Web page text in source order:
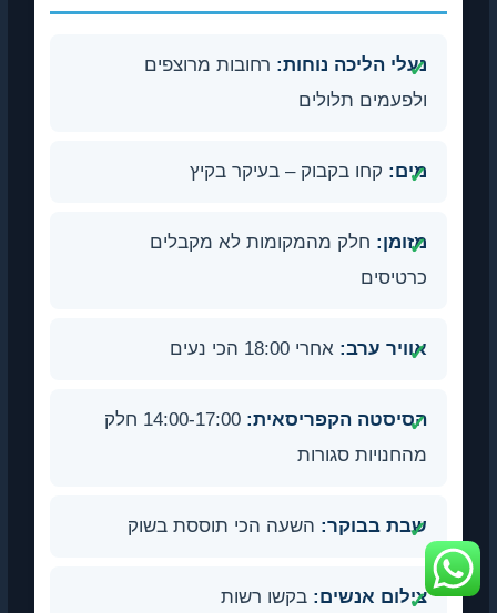
נעלי הליכה נוחות: רחובות מרוצפים
ולפעמים תלולים
מים: קחו בקבוק – בעיקר בקיץ
מזומן: חלק מהמקומות לא מקבלים
כרטיסים
אוויר ערב: אחרי 18:00 הכי נעים
הסיסטה הקפריסאית:
14:00-17:00 חלק
מהחנויות סגורות
שבת בבוקר: השעה הכי תוססת בשוק
צילום אנשים: בקשו רשות